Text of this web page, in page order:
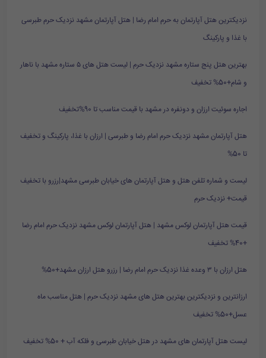
نزدیکترین هتل آپارتمان به حرم امام رضا | هتل آپارتمان مشهد نزدیک حرم طبرسی
با غذا و پارکینگ
بهترین هتل پنج ستاره مشهد نزدیک حرم | لیست هتل های ۵ ستاره مشهد با ناهار
و شام+50% تخفیف
اجاره سوئیت ارزان و دونفره در مشهد با قیمت مناسب تا 90%تخفیف
هتل آپارتمان مشهد نزدیک حرم امام رضا و طبرسی | ارزان با غذا، پارکینگ و تخفیف
تا 50%
لیست و شماره تلفن هتل و هتل آپارتمان های خیابان طبرسی مشهد|رزرو با تخفیف
قیمت+ نزدیک حرم
قیمت هتل آپارتمان لوکس مشهد | هتل آپارتمان لوکس مشهد نزدیک حرم امام رضا
+40% تخفیف
هتل ارزان با ۳ وعده غذا نزدیک حرم امام رضا | رزرو هتل ارزان مشهد+50%
ارزانترین و نزدیکترین بهترین هتل های مشهد نزدیک حرم | هتل مناسب ماه
عسل+50% تخفیف
لیست هتل آپارتمان های مشهد در هتل خیابان طبرسی و فلکه آب + 50% تخفیف